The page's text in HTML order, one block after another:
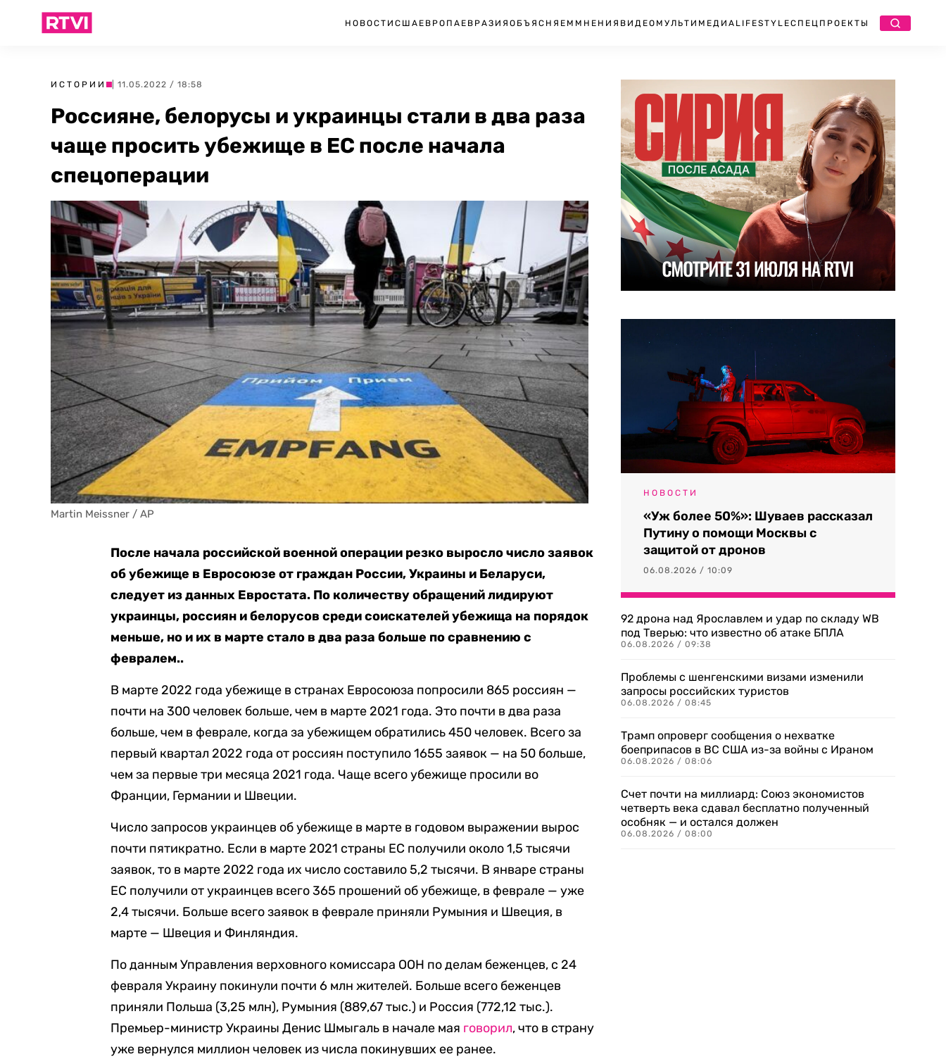
НОВОСТИ США ЕВРОПА ЕВРАЗИЯ ОБЪЯСНЯЕМ МНЕНИЯ ВИДЕО МУЛЬТИМЕДИА LIFESTYLEСПЕЦПРОЕКТЫ
ИСТОРИИ | 11.05.2022 / 18:58
Россияне, белорусы и украинцы стали в два раза
чаще просить убежище в ЕС после начала
спецоперации
Martin Meissner / AP
После начала российской военной операции резко выросло число заявок
об убежище в Евросоюзе от граждан России, Украины и Беларуси,
следует из данных Евростата. По количеству обращений лидируют
украинцы, россиян и белорусов среди соискателей убежища на порядок
меньше, но и их в марте стало в два раза больше по сравнению с
февралем..
В марте 2022 года убежище в странах Евросоюза попросили 865 россиян —
почти на 300 человек больше, чем в марте 2021 года. Это почти в два раза
больше, чем в феврале, когда за убежищем обратились 450 человек. Всего за
первый квартал 2022 года от россиян поступило 1655 заявок — на 50 больше,
чем за первые три месяца 2021 года. Чаще всего убежище просили во
Франции, Германии и Швеции.
Число запросов украинцев об убежище в марте в годовом выражении вырос
почти пятикратно. Если в марте 2021 страны ЕС получили около 1,5 тысячи
заявок, то в марте 2022 года их число составило 5,2 тысячи. В январе страны
ЕС получили от украинцев всего 365 прошений об убежище, в феврале — уже
2,4 тысячи. Больше всего заявок в феврале приняли Румыния и Швеция, в
марте — Швеция и Финляндия.
По данным Управления верховного комиссара ООН по делам беженцев, с 24
февраля Украину покинули почти 6 млн жителей. Больше всего беженцев
приняли Польша (3,25 млн), Румыния (889,67 тыс.) и Россия (772,12 тыс.).
Премьер-министр Украины Денис Шмыгаль в начале мая говорил, что в страну
уже вернулся миллион человек из числа покинувших ее ранее.
НОВОСТИ
«Уж более 50%»: Шуваев рассказал
Путину о помощи Москвы с
защитой от дронов
06.08.2026 / 10:09
92 дрона над Ярославлем и удар по складу WB
под Тверью: что известно об атаке БПЛА
06.08.2026 / 09:38
Проблемы с шенгенскими визами изменили
запросы российских туристов
06.08.2026 / 08:45
Трамп опроверг сообщения о нехватке
боеприпасов в ВС США из-за войны с Ираном
06.08.2026 / 08:06
Счет почти на миллиард: Союз экономистов
четверть века сдавал бесплатно полученный
особняк — и остался должен
06.08.2026 / 08:00